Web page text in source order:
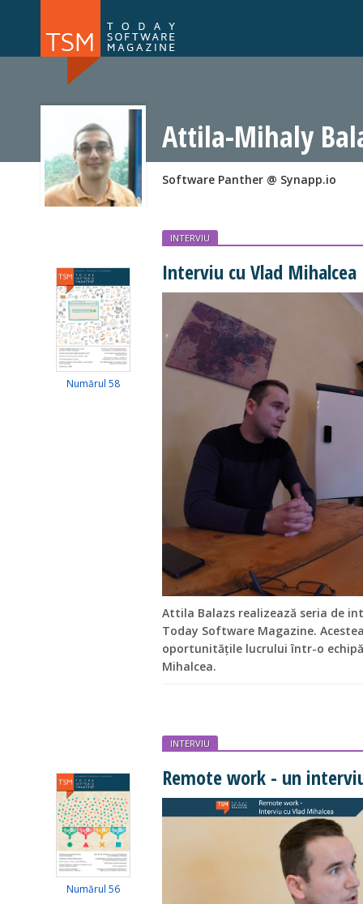
NOU
Attila-Mihaly
Software Panther @ Synapp.io
Numărul 58
INTERVIU
Interviu cu Vlad Mihalcea
Attila Balazs realizează seria de
Today Software Magazine.
oportunitățile lucrului într-o
Mihalcea.
Numărul 56
INTERVIU
Remote work - un